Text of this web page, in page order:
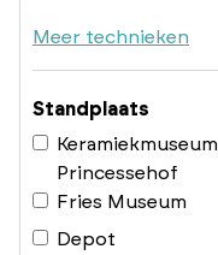
Meer technieken
Standplaats
Keramiekmuseum
Princessehof
Fries Museum
Depot